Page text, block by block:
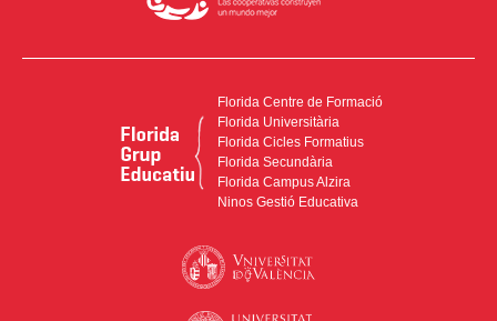
Florida Centre de Formació
Florida Universitària
Florida Cicles Formatius
Florida Secundària
Florida Campus Alzira
Ninos Gestió Educativa